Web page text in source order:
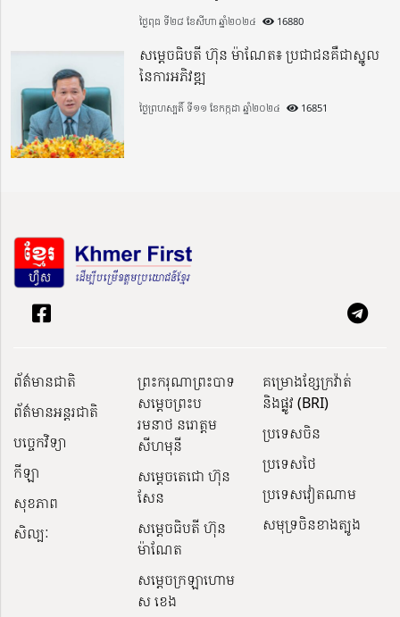
ថ្ងៃពុធ ទី២៨ ខែសីហា ឆ្នាំ២០២៤ 16880
សម្តេចធិបតី ហ៊ុន ម៉ាណែត៖ ប្រជាជនគឺជាស្នូល
នៃការអភិវឌ្ឍ
ថ្ងៃព្រហស្បតិ៍ ទី១១ ខែកក្កដា ឆ្នាំ២០២៤ 16851
ព័ត៌មានជាតិ
ព័ត៌មានអន្តរជាតិ
បច្ចេកវិទ្យា
កីឡា
សុខភាព
សិល្បៈ
ព្រះករុណាព្រះបាទ
សម្តេចព្រះប
រមនាថ នរោត្តម
សីហមុនី
សម្តេចតេជោ ហ៊ុន
សែន
សម្ដេចធិបតី ហ៊ុន
ម៉ាណែត
សម្ដេចក្រឡាហោម
ស ខេង
គម្រោងខ្សែក្រវ៉ាត់
និងផ្លូវ (BRI)
ប្រទេសចិន
ប្រទេសថៃ
ប្រទេសវៀតណាម
សមុទ្រចិនខាងត្បូង